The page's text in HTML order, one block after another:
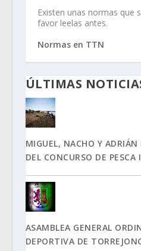
Existen unas normas que
favor leelas antes.
Normas en TTN
ÚLTIMAS
MIGUEL, NACHO Y
DEL CONCURSO DE
ASAMBLEA GENERAL
DEPORTIVA DE